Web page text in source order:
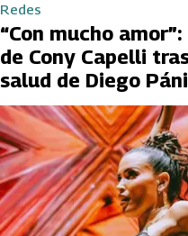
Redes
“Con mucho
de Cony Capelli
salud de Diego